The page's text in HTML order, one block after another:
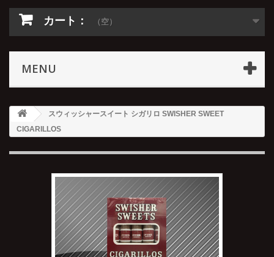
カート： （空）
MENU
スウィッシャースイート シガリロ SWISHER SWEET
CIGARILLOS